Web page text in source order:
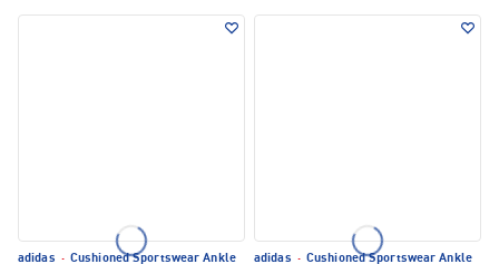
adidas · Cushioned Sportswear Ankle adidas · Cushioned Sportswear Ankle